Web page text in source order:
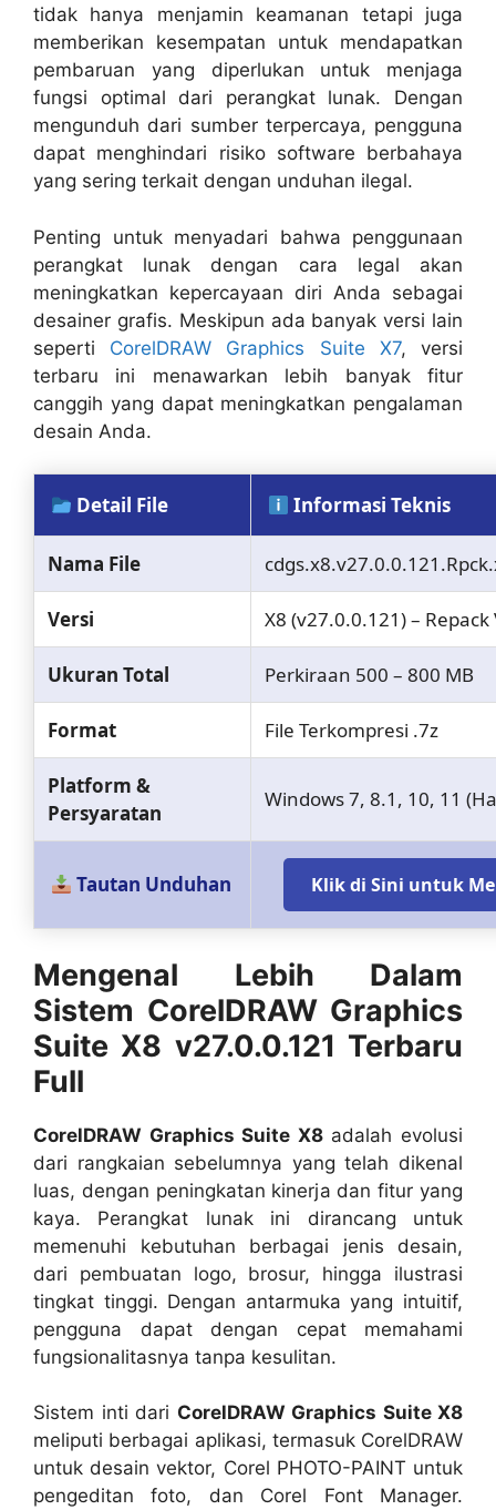
tidak hanya menjamin keamanan tetapi juga
memberikan kesempatan untuk mendapatkan
pembaruan yang diperlukan untuk menjaga
fungsi optimal dari perangkat lunak. Dengan
mengunduh dari sumber terpercaya, pengguna
dapat menghindari risiko software berbahaya
yang sering terkait dengan unduhan ilegal.
Penting untuk menyadari bahwa penggunaan
perangkat lunak dengan cara legal akan
meningkatkan kepercayaan diri Anda sebagai
desainer grafis. Meskipun ada banyak versi lain
seperti CorelDRAW Graphics Suite X7, versi
terbaru ini menawarkan lebih banyak fitur
canggih yang dapat meningkatkan pengalaman
desain Anda.
Detail File Informasi Teknis
Nama File
Versi X8 (v27.0.0.121) –
Ukuran Total Perkiraan 500 – 800 MB
Format File Terkompresi .7z
Platform &
Persyaratan
Windows 7, 8.1, 10, 11
Tautan Unduhan Klik di Sini untuk
Mengenal Lebih Dalam
Sistem CorelDRAW Graphics
Suite X8 v27.0.0.121 Terbaru
Full
CorelDRAW Graphics Suite X8adalah evolusi
dari rangkaian sebelumnya yang telah dikenal
luas, dengan peningkatan kinerja dan fitur yang
kaya. Perangkat lunak ini dirancang untuk
memenuhi kebutuhan berbagai jenis desain,
dari pembuatan logo, brosur, hingga ilustrasi
tingkat tinggi. Dengan antarmuka yang intuitif,
pengguna dapat dengan cepat memahami
fungsionalitasnya tanpa kesulitan.
Sistem inti dari CorelDRAW Graphics Suite X8
meliputi berbagai aplikasi, termasuk CorelDRAW
untuk desain vektor, Corel PHOTO-PAINT untuk
pengeditan foto, dan Corel Font Manager.